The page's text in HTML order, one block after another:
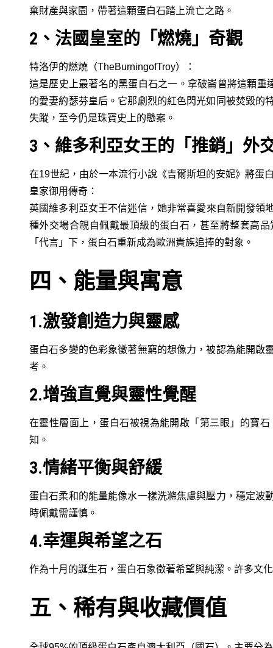
棄財產與家園，帶著這顆蛋白石踏上流亡之路。
2、法國皇室的「燃燒」奇觀
特洛伊的燃燒（TheBurningofTroy）：
這是歷史上最著名的黑蛋白石之一。拿破崙曾將這顆
的愛妻約瑟芬皇后。它那劇烈的紅色閃光如同被焚毀的
失蹤，至今仍是珠寶史上的懸案。
3、維多利亞女王的「推銷」外
在19世紀，由於一本流行小說《吉爾斯坦的安妮》將蛋
皇家御用傳奇：
英國維多利亞女王不信迷信，她非常喜愛來自新開發
種外交場合親自佩戴最頂級的蛋白石，甚至將整套高
「代言」下，蛋白石重新成為歐洲貴族追捧的對象。
四、能量與寓意
1.激發創造力與靈感
蛋白石多變的色彩象徵著無窮的想像力，被認為能開啟
考。
2.增強直覺與靈性覺醒
在靈性層面上，蛋白石被視為能開啟「第三眼」的寶
知。
3.情緒平衡與舒緩
蛋白石柔和的能量能像水一樣洗滌焦慮與壓力，穩定波
時佩戴需謹慎。
4.幸運與希望之石
作為十月的誕生石，蛋白石象徵著希望與純潔。許多文
五、稀有與收藏價值